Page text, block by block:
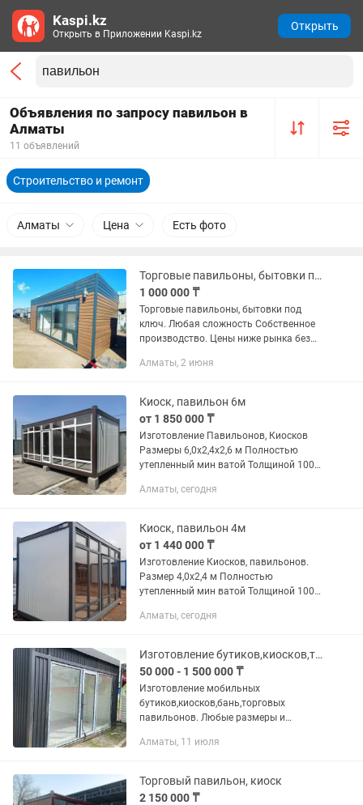
Объявления по запросу павильон в
Алматы
11 объявлений
Строительство и ремонт
Алматы Цена Есть фото
Торговые павильоны, бытовки под ключ. Любая сложность
1 000 000 ₸
Торговые павильоны, бытовки под
ключ. Любая сложность Собственное
производство. Цены ниже рынка без
Точную стоимость считаем по вашему
Алматы, 2 июня
Киоск, павильон 6м
от 1 850 000 ₸
Изготовление Павильонов, Киосков
Размеры 6,0х2,4х2,6 м Полностью
утепленный мин ватой Толщиной 100
Белого цвета Имеется розетки,
Алматы, сегодня
Киоск, павильон 4м
от 1 440 000 ₸
Изготовление Киосков, павильонов.
Размер 4,0х2,4 м Полностью
утепленный мин ватой Толщиной 100
Белого цвета Имеется розетки,
Алматы, сегодня
Изготовление бутиков,киосков,торговых павильонов,мобильных бань.
50 000 - 1 500 000 ₸
Изготовление мобильных
бутиков,киосков,бань,торговых
павильонов. Любые размеры и
Алматы, 11 июля
Торговый павильон, киоск
2 150 000 ₸
Kaspi.kz
Открыть в Приложении Kaspi.kz
Открыть